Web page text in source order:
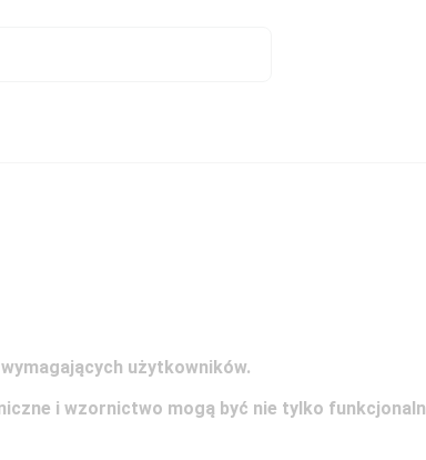
użytkowników.
i wzornictwo mogą być nie tylko